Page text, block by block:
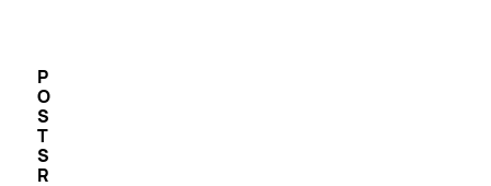
P
O
S
T
S
R